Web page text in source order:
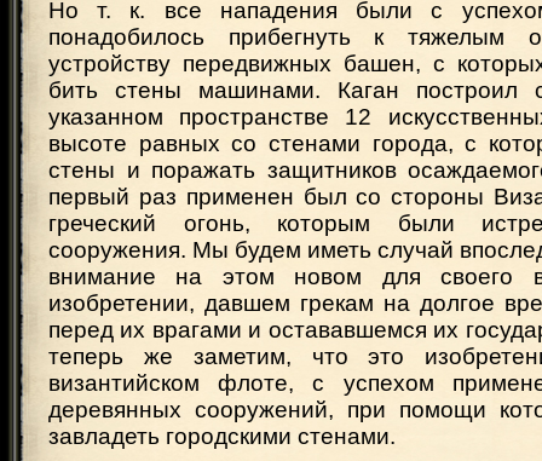
Но т. к. все нападения были с
понадобилось прибегнуть к
устройству передвижных башен, с
бить стены машинами. Каган
указанном пространстве 12
высоте равных со стенами города, с
стены и поражать защитников
первый раз применен был со стороны
греческий огонь, которым были
сооружения. Мы будем иметь случай
внимание на этом новом для своего
изобретении, давшем грекам на долгое
перед их врагами и остававшемся их
теперь же заметим, что это
византийском флоте, с успехом
деревянных сооружений, при помощи
завладеть городскими стенами.